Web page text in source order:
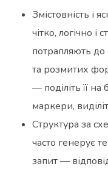
Змістовність і
чітко, логічно і
потрапляють
та розмитих
— поділіть її на
маркери,
Структура за
часто генерує
запит —